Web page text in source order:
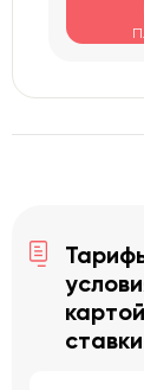
ставки